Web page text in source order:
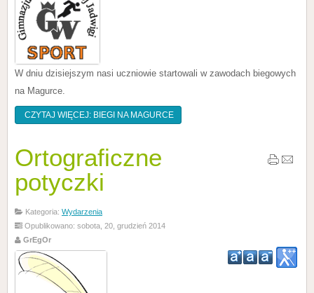
W dniu dzisiejszym nasi uczniowie startowali w zawodach biegowych
na Magurce.
CZYTAJ WIĘCEJ: BIEGI NA MAGURCE
Ortograficzne
potyczki
Kategoria: Wydarzenia
Opublikowano: sobota, 20, grudzień 2014
GrEgOr